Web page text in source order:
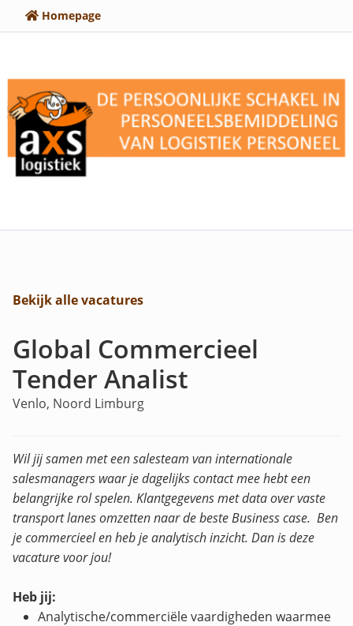
Homepage
Bekijk alle vacatures
Global Commercieel
Tender Analist
Venlo, Noord Limburg
Wil jij samen met een salesteam van internationale
salesmanagers waar je dagelijks contact mee hebt een
belangrijke rol spelen. Klantgegevens met data over vaste
transport lanes omzetten naar de beste Business case. Ben
je commercieel en heb je analytisch inzicht. Dan is deze
vacature voor jou!
Heb jij:
Analytische/commerciële vaardigheden waarmee